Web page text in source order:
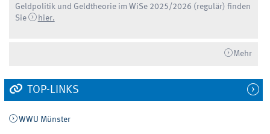
Geldpolitik und Geldtheorie im WiSe 2025/2026 (regulär) finden
Sie
hier.
Mehr
TOP-LINKS
WWU Münster